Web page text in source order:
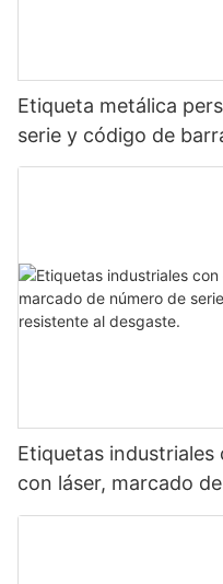
Etiqueta metálica
serie y código de
de aluminio para
Etiquetas
con láser, marcado
metálica duradera y